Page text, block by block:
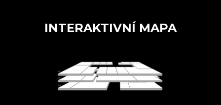
INTERAKTIVNÍ MAPA